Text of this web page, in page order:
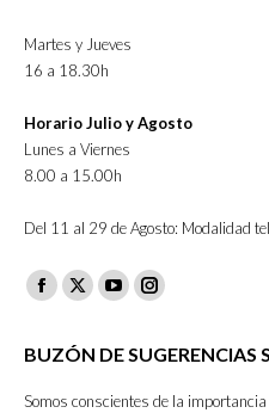
Martes y Jueves
16 a 18.30h
Horario Julio y Agosto
Lunes a Viernes
8.00 a 15.00h
Del 11 al 29 de Agosto: Modalidad
Facebook
opens
X
opens
YouTube
opens
Instagram
opens
in
BUZÓN DE SUGERENCIAS
Somos conscientes de la